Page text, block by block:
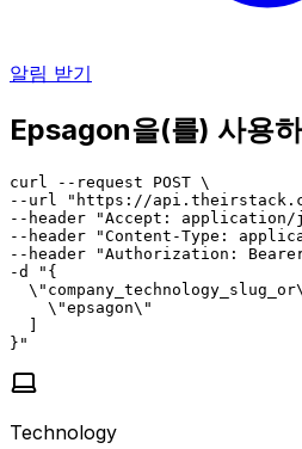
알림 받기
Epsagon을(를) 사용
curl --request POST \
--url "https://
--header "Accept:
--header "Content-Type:
--header "Authorization:
-d "{
    \"epsagon\"
  ]
}"
Technology